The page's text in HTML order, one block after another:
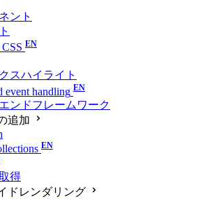
ント
スハイライト
event handling
ンドフレームワーク
追加
得
ドレンダリング